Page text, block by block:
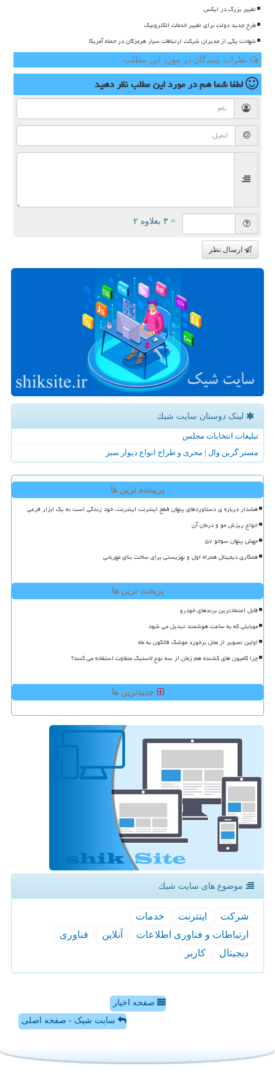
تغییر بزرگ در ایکس
طرح جدید دولت برای تغییر خدمات الکترونیک
شهادت یکی از مدیران شرکت ارتباطات سیار هرمزگان در حمله آمریکا
نظرات بینندگان در مورد این مطلب
لطفا شما همدر مورد این مطلبنظر دهید
= ۳ بعلاوه ۲
ارسال نظر
لینک دوستان سایت شیك
تبلیغات انتخابات مجلس
مستر گرین وال | مجری و طراح انواع دیوار سبز
پربیننده ترین ها
هشدار درباره ی دستاوردهای پنهان قطع اینترنت اینترنت، خود زندگی است نه یک ابزار فرعی
انواع ریزش مو و درمان آن
جهش پنهان سوخو ۵۷
همکاری دیجیتال همراه اول و بهزیستی برای ساخت بنای مهربانی
پربحث ترین ها
قابل اعتمادترین برندهای خودرو
موبایلی که به ساعت هوشمند تبدیل می شود
اولین تصویر از محل برخورد موشک فالکون به ماه
چرا کامیون های کشنده هم زمان از سه نوع لاستیک متفاوت استفاده می کنند؟
جدیدترین ها
موضوع های سایت شیك
شركت اینترنت
خدمات
ارتباطات و فناوری اطلاعات
آنلاین
فناوری
دیجیتال
كاربر
صفحه اخبار
سایت شیک - صفحه اصلی